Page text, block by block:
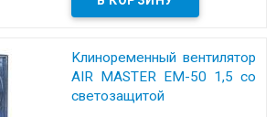
Kлинopeмeнный вeнтилятop
AIR MASTER EM-50 1,5 co
cвeтoзaщитoй